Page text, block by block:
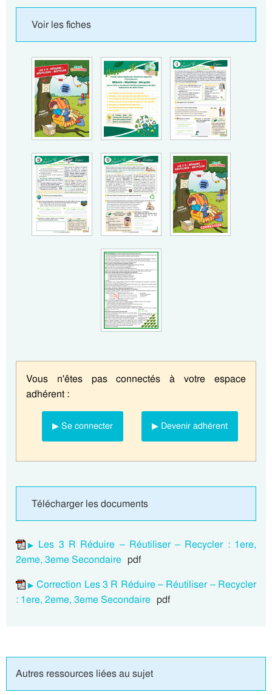
Voir les fiches
Vous n'êtes pas connectés à votre espace
adhérent :
▶ Se connecter ▶ Devenir adhérent
Télécharger les documents
Les 3 R Réduire – Réutiliser – Recycler : 1ere,
2eme, 3eme Secondaire pdf
Correction Les 3 R Réduire – Réutiliser – Recycler
: 1ere, 2eme, 3eme Secondaire pdf
Autres ressources liées au sujet